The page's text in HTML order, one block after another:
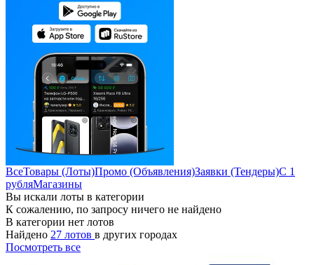
ВсеТовары (Лоты)Промо (Объявления)Заявки (Тендеры)С 1
рубляМагазины
Вы искали лоты в категории
К сожалению, по запросу ничего не найдено
В категории нет лотов
Найдено 27 лотов в других городах
Посмотреть все